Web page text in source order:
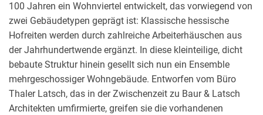
BAUEN IM BESTAND
100 Jahren ein Wohnviertel entwickelt, das vorwiegend von
zwei Gebäudetypen geprägt ist: Klassische hessische
Hofreiten werden durch zahlreiche Arbeiterhäuschen aus
der Jahrhundertwende ergänzt. In diese kleinteilige, dicht
bebaute Struktur hinein gesellt sich nun ein Ensemble
mehrgeschossiger Wohngebäude. Entworfen vom Büro
Thaler Latsch, das in der Zwischenzeit zu Baur & Latsch
Architekten umfirmierte, greifen sie die vorhandenen